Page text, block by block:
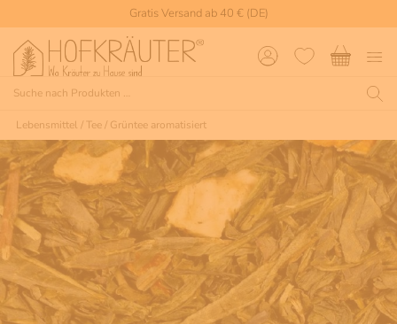
Gratis Versand ab 40 € (DE)
Lebensmittel / Tee/ Grüntee aromatisiert